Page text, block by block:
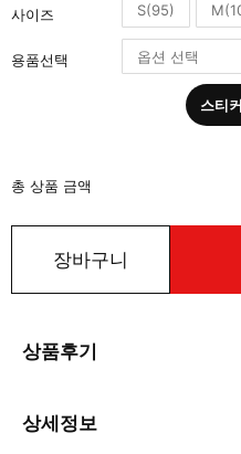
사이즈 S(95)
용품선택
스티
총 상품 금액
장바구니
상품후기
상세정보